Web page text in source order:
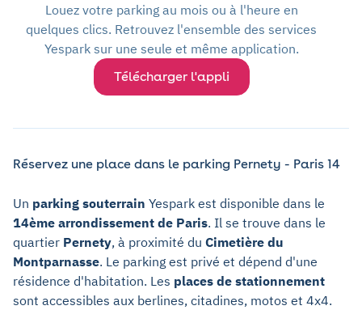
Louez votre parking au mois ou à l'heure en
quelques clics. Retrouvez l'ensemble des services
Yespark sur une seule et même application.
Télécharger l'appli
Réservez une place dans le parking Pernety - Paris 14
Un parking souterrain Yespark est disponible dans le
14ème arrondissement de Paris. Il se trouve dans le
quartier Pernety, à proximité du Cimetière du
Montparnasse. Le parking est privé et dépend d'une
résidence d'habitation. Les places de stationnement
sont accessibles aux berlines, citadines, motos et 4x4.